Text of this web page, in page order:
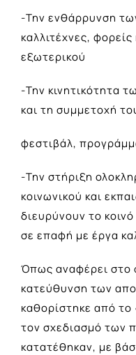
-Την ενθάρρυνση
καλλιτέχνες,
εξωτερικού
-Την κινητικότητα
και τη συμμετοχή
φεστιβάλ,
-Την στήριξη
κοινωνικού και
διευρύνουν το
σε επαφή με έργα
Όπως αναφέρει στο
κατεύθυνση των
καθορίστηκε από το
τον σχεδιασμό των
κατατέθηκαν, με